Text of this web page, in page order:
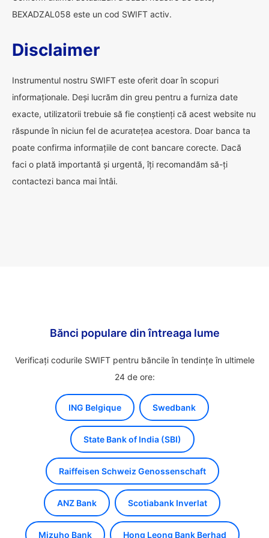
BEXADZAL058 este un cod SWIFT activ.
Disclaimer
Instrumentul nostru SWIFT este oferit doar în scopuri
informaționale. Deși lucrăm din greu pentru a furniza date
exacte, utilizatorii trebuie să fie conștienți că acest website nu
răspunde în niciun fel de acuratețea acestora. Doar banca ta
poate confirma informațiile de cont bancare corecte. Dacă
faci o plată importantă și urgentă, îți recomandăm să-ți
contactezi banca mai întâi.
Bănci populare din întreaga lume
Verificați codurile SWIFT pentru băncile în tendințe în ultimele
24 de ore:
ING Belgique Swedbank
State Bank of India (SBI)
Raiffeisen Schweiz Genossenschaft
ANZ Bank Scotiabank Inverlat
Mizuho Bank Hong Leong Bank Berhad